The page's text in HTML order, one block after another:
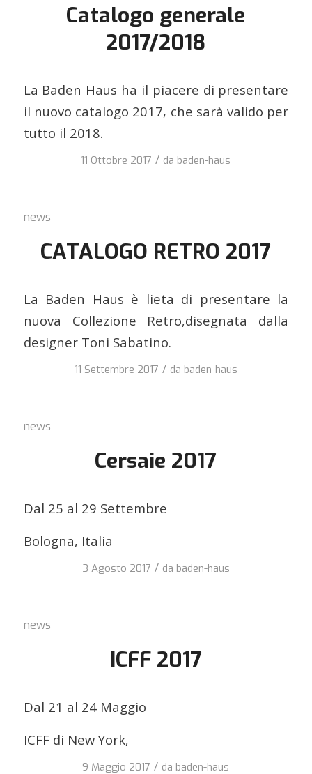
Catalogo generale
2017/2018
La Baden Haus ha il piacere di presentare
il nuovo catalogo 2017, che sarà valido per
tutto il 2018.
11 Ottobre 2017 / da baden-haus
news
CATALOGO RETRO 2017
La Baden Haus è lieta di presentare la
nuova Collezione Retro,disegnata dalla
designer Toni Sabatino.
11 Settembre 2017 / da baden-haus
news
Cersaie 2017
Dal 25 al 29 Settembre
Bologna, Italia
3 Agosto 2017 / da baden-haus
news
ICFF 2017
Dal 21 al 24 Maggio
ICFF di New York,
9 Maggio 2017 / da baden-haus